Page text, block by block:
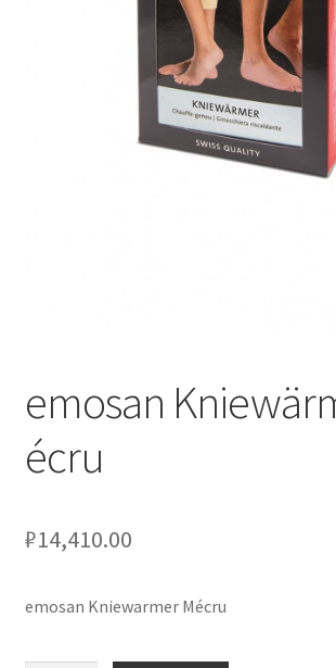
Подтверждение заказа
emosan
écru
₽14,410.00
emosan Kniewarmer Mécru